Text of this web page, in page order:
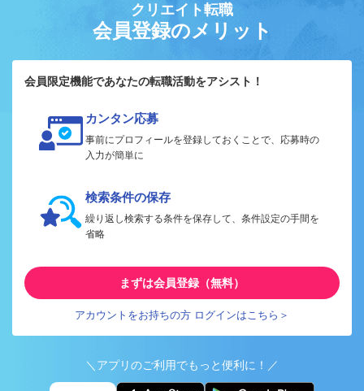
クリエイト転職
会員登録のメリット
会員限定機能であなたの転職活動をアシスト！
カンタン応募
事前にプロフィールを登録しておくことで、応募時の
入力が簡単に
検索条件の保存
繰り返し検索する条件を保存して、条件設定の手間を
省略
まずは会員登録（無料）
アカウントをお持ちの方 ログインはこちら＞
＼アプリのご利用でもっと便利に！／